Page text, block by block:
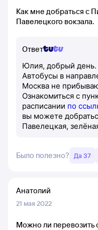
Как мне добраться с
Павелецкого вокзала.
Ответ
Юлия, добрый день.
Автобусы в
Москва не
Ознакомиться с
расписании по
вы можете
Павелецкая,
Было полезно? Да 37
Анатолий
21 мая 2022
Можно ли перевозить